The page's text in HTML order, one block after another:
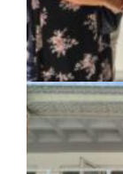
ΚΟΙΝΩΝΙΑ | 07/
Το
πλέον το